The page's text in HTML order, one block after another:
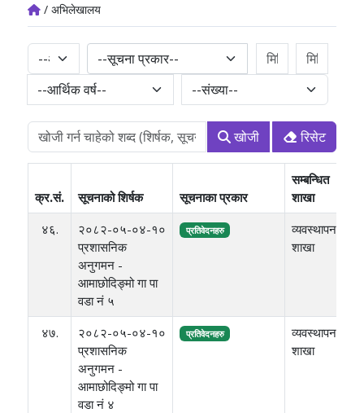
/ अभिलेखालय
--सूचना प्रकार--
खोजी रिसेट
क्र.सं. सूचनाको शिर्षक सूचनाका प्रकार
सम्बन्धित
शाखा
४६.
२०८२-०५-०४-१०
प्रशासनिक
अनुगमन -
आमाछोदिङ्मो गा पा
वडा नं ५
प्रतिवेदनहरु
व्यवस्थापन
शाखा
४७.
२०८२-०५-०४-१०
प्रशासनिक
अनुगमन -
आमाछोदिङ्मो गा पा
वडा नं ४
प्रतिवेदनहरु
व्यवस्थापन
शाखा